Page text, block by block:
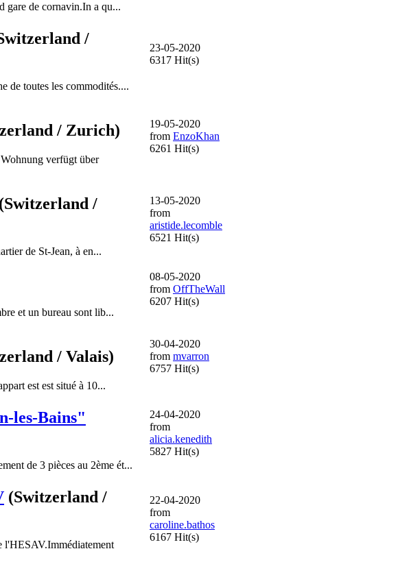
gare de cornavin.In a qu...
/
de toutes les commodités....
23-05-2020
6317 Hit(s)
/ Zurich)
verfügt über
19-05-2020
from EnzoKhan
6261 Hit(s)
(Switzerland /
de St-Jean, à en...
13-05-2020
from
aristide.lecomble
6521 Hit(s)
et un bureau sont lib...
08-05-2020
from OffTheWall
6207 Hit(s)
/ Valais)
est est situé à 10...
30-04-2020
from mvarron
6757 Hit(s)
les-Bains"
de 3 pièces au 2ème ét...
24-04-2020
from
alicia.kenedith
5827 Hit(s)
(Switzerland /
l'HESAV.Immédiatement
22-04-2020
from
caroline.bathos
6167 Hit(s)